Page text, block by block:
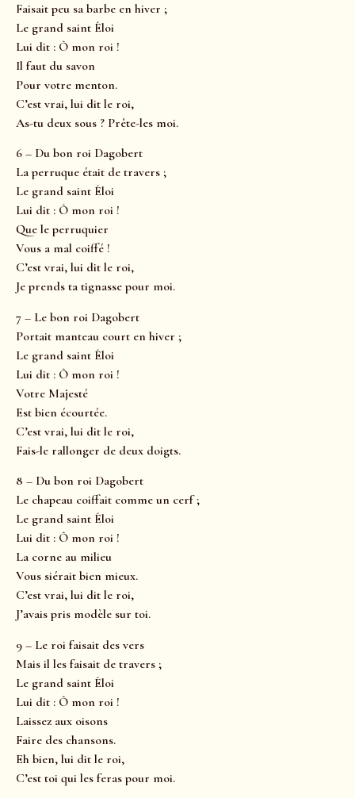
Faisait peu sa barbe en hiver ;
Le grand saint Éloi
Lui dit : Ô mon roi !
Il faut du savon
Pour votre menton.
C’est vrai, lui dit le roi,
As-tu deux sous ? Prête-les moi.
6 – Du bon roi Dagobert
La perruque était de travers ;
Le grand saint Éloi
Lui dit : Ô mon roi !
Que le perruquier
Vous a mal coiffé !
C’est vrai, lui dit le roi,
Je prends ta tignasse pour moi.
7 – Le bon roi Dagobert
Portait manteau court en hiver ;
Le grand saint Éloi
Lui dit : Ô mon roi !
Votre Majesté
Est bien écourtée.
C’est vrai, lui dit le roi,
Fais-le rallonger de deux doigts.
8 – Du bon roi Dagobert
Le chapeau coiffait comme un cerf ;
Le grand saint Éloi
Lui dit : Ô mon roi !
La corne au milieu
Vous siérait bien mieux.
C’est vrai, lui dit le roi,
J’avais pris modèle sur toi.
9 – Le roi faisait des vers
Mais il les faisait de travers ;
Le grand saint Éloi
Lui dit : Ô mon roi !
Laissez aux oisons
Faire des chansons.
Eh bien, lui dit le roi,
C’est toi qui les feras pour moi.